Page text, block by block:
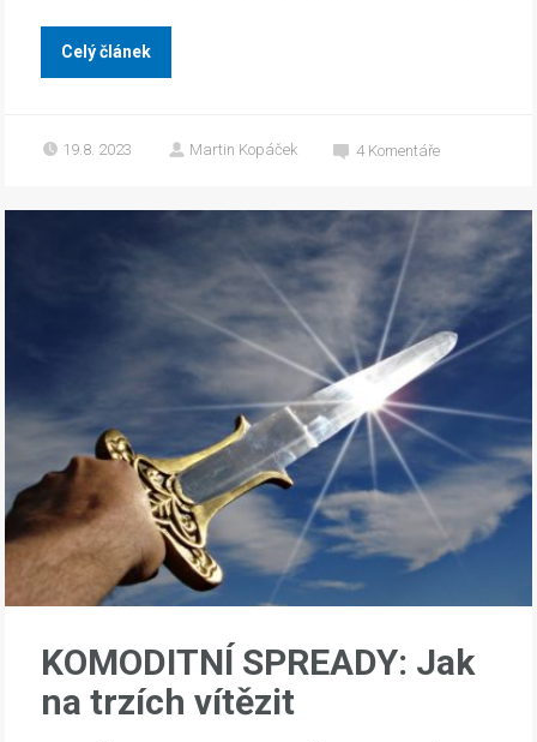
Celý článek
19.8. 2023 Martin Kopáček 4 Komentáře
KOMODITNÍ SPREADY: Jak
na trzích vítězit